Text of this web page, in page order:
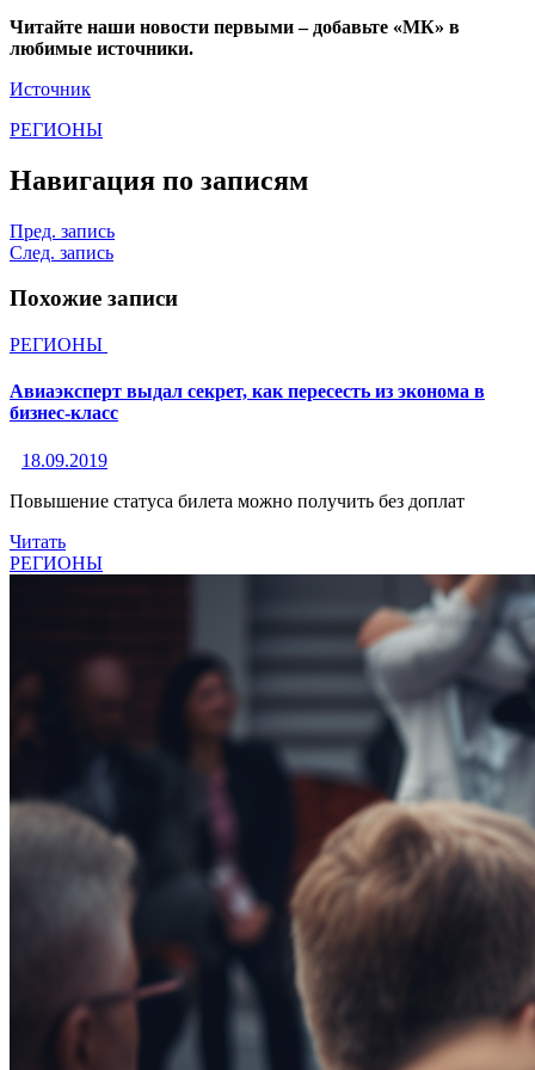
Читайте наши новости первыми – добавьте «МК» в
любимые источники.
Источник
РЕГИОНЫ
Навигация по записям
Пред. запись
След. запись
Похожие записи
РЕГИОНЫ
Авиаэксперт выдал секрет, как пересесть из эконома в
бизнес-класс
18.09.2019
Повышение статуса билета можно получить без доплат
Читать
РЕГИОНЫ